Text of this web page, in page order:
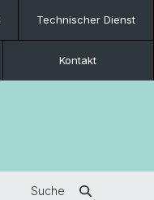
Technischer Dienst
Kontakt
Suche